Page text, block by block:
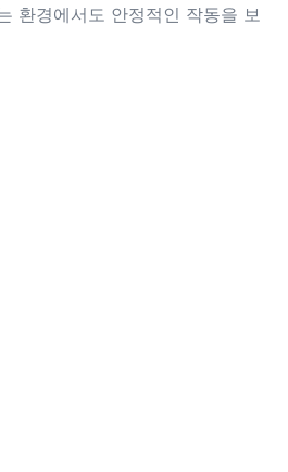
환경에서도 안정적인 작동을 보